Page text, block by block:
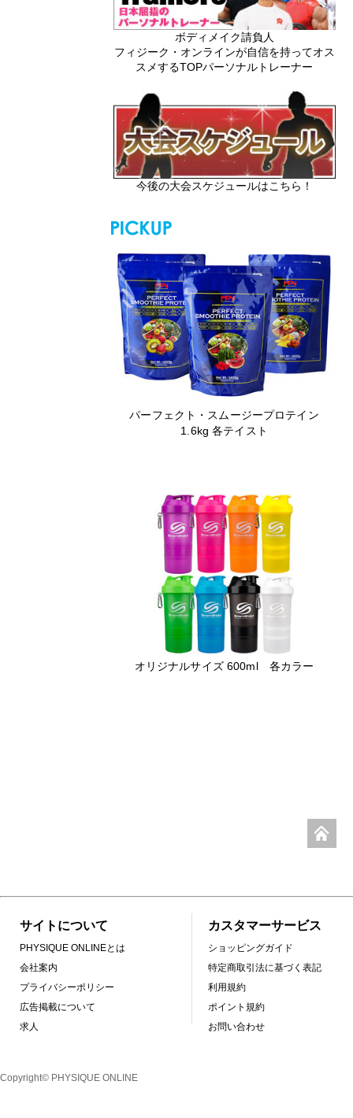
ボディメイク請負人
フィジーク・オンラインが自信を持ってオス
スメするTOPパーソナルトレーナー
今後の大会スケジュールはこちら！
パーフェクト・スムージープロテイン
1.6kg 各テイスト
オリジナルサイズ 600ml 各カラー
サイトについて
PHYSIQUE ONLINEとは
会社案内
プライバシーポリシー
広告掲載について
求人
カスタマーサービス
ショッピングガイド
特定商取引法に基づく表記
利用規約
ポイント規約
お問い合わせ
Copyright© PHYSIQUE ONLINE